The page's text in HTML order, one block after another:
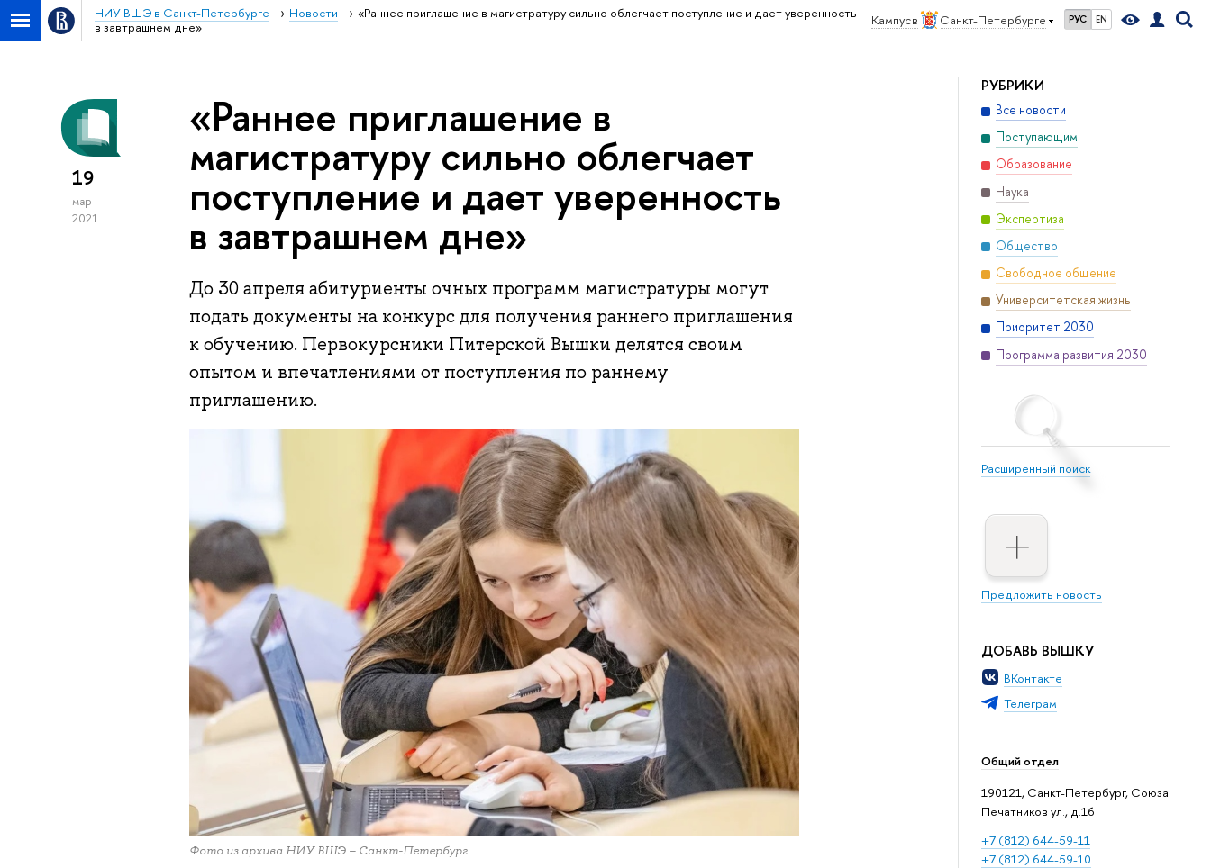
Кампус в Санкт-Петербурге РУС EN
НИУ ВШЭ в Санкт-Петербурге Новости
«Раннее приглашение в магистратуру сильно облегчает поступление и дает уверенность
в завтрашнем дне»
РУБРИКИ
Все новости
Поступающим
Образование
Наука
Экспертиза
Общество
Свободное общение
Университетская жизнь
Приоритет 2030
Программа развития 2030
Расширенный поиск
Предложить новость
ДОБАВЬ ВЫШКУ
ВКонтакте
Телеграм
Общий отдел
190121, Санкт-Петербург, Союза
Печатников ул., д.16
+7 (812) 644-59-11
+7 (812) 644-59-10
19
мар
2021
«Раннее приглашение в
магистратуру сильно облегчает
поступление и дает уверенность
в завтрашнем дне»
До 30 апреля абитуриенты очных программ магистратуры могут
подать документы на конкурс для получения раннего приглашения
к обучению. Первокурсники Питерской Вышки делятся своим
опытом и впечатлениями от поступления по раннему
приглашению.
Фото из архива НИУ ВШЭ – Санкт-Петербург